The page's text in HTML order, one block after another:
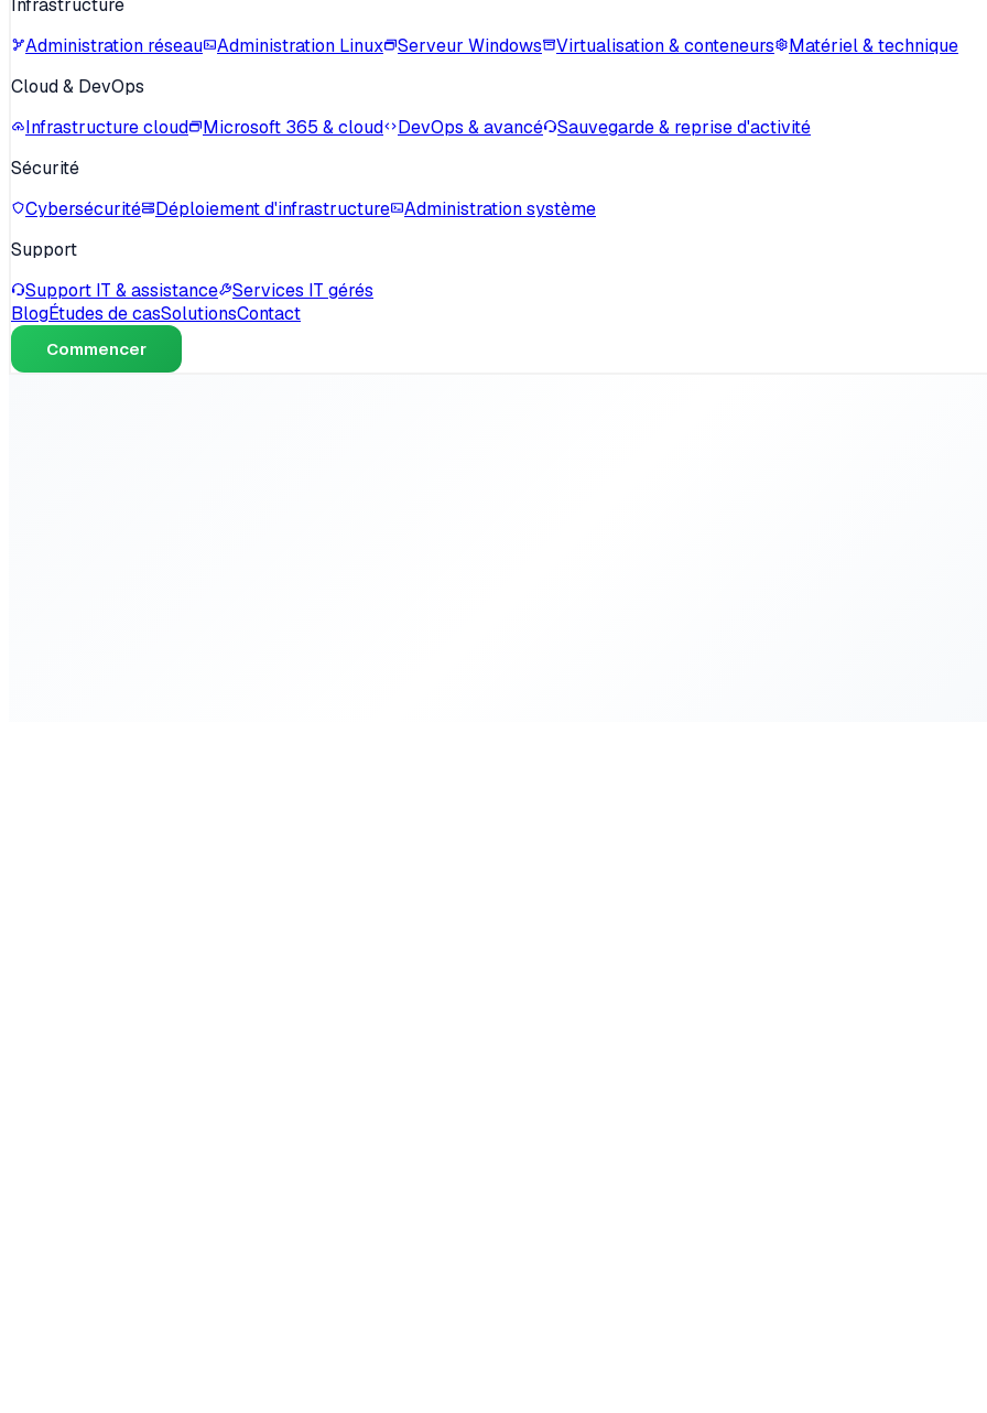
Infrastructure
Administration réseau
Administration Linux Serveur Windows Virtualisation & conteneurs
Matériel & technique
Cloud & DevOps
Infrastructure cloud
Microsoft 365 & cloud DevOps & avancé
Sauvegarde & reprise d'activité
Sécurité
Cybersécurité
Déploiement d'infrastructure
Administration système
Support
Support IT & assistance
Services IT gérés
BlogÉtudes de casSolutionsContact
Commencer